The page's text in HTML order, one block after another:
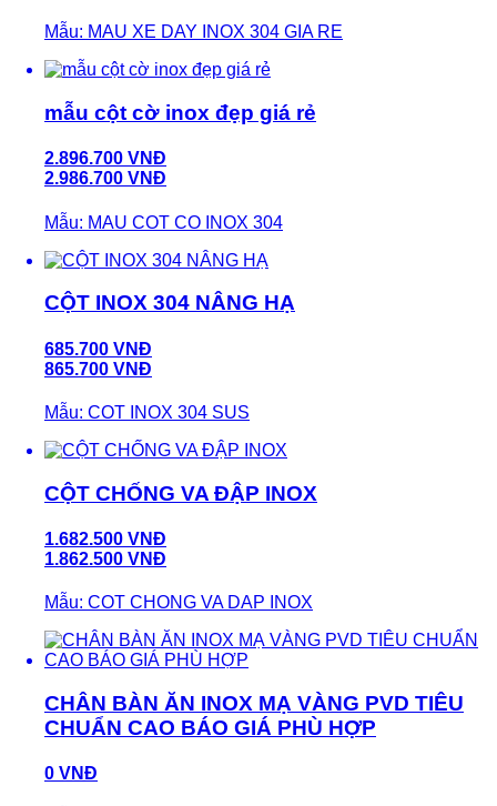
Mẫu: MAU XE DAY INOX 304 GIA RE
mẫu cột cờ inox đẹp giá rẻ
2.896.700 VNĐ
2.986.700 VNĐ
Mẫu: MAU COT CO INOX 304
CỘT INOX 304 NÂNG HẠ
685.700 VNĐ
865.700 VNĐ
Mẫu: COT INOX 304 SUS
CỘT CHỐNG VA ĐẬP INOX
1.682.500 VNĐ
1.862.500 VNĐ
Mẫu: COT CHONG VA DAP INOX
CHÂN BÀN ĂN INOX MẠ VÀNG PVD TIÊU
CHUẨN CAO BÁO GIÁ PHÙ HỢP
0 VNĐ